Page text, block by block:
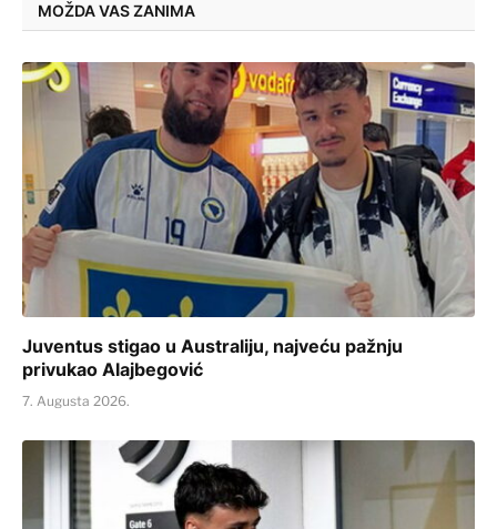
MOŽDA VAS ZANIMA
Juventus stigao u Australiju, najveću pažnju
privukao Alajbegović
7. Augusta 2026.